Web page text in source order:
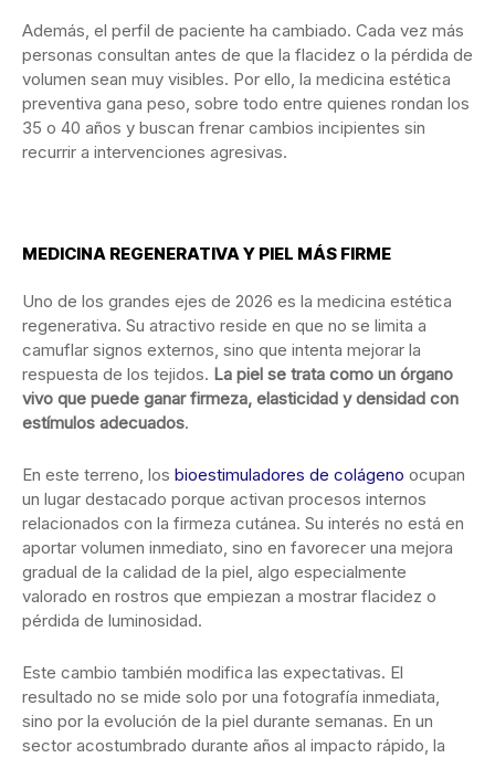
Además, el perfil de paciente ha cambiado. Cada vez más
personas consultan antes de que la flacidez o la pérdida de
volumen sean muy visibles. Por ello, la medicina estética
preventiva gana peso, sobre todo entre quienes rondan los
35 o 40 años y buscan frenar cambios incipientes sin
recurrir a intervenciones agresivas.
MEDICINA REGENERATIVA Y PIEL MÁS FIRME
Uno de los grandes ejes de 2026 es la medicina estética
regenerativa. Su atractivo reside en que no se limita a
camuflar signos externos, sino que intenta mejorar la
respuesta de los tejidos. La piel se trata como un órgano
vivo que puede ganar firmeza, elasticidad y densidad con
estímulos adecuados.
En este terreno, los bioestimuladores de colágeno ocupan
un lugar destacado porque activan procesos internos
relacionados con la firmeza cutánea. Su interés no está en
aportar volumen inmediato, sino en favorecer una mejora
gradual de la calidad de la piel, algo especialmente
valorado en rostros que empiezan a mostrar flacidez o
pérdida de luminosidad.
Este cambio también modifica las expectativas. El
resultado no se mide solo por una fotografía inmediata,
sino por la evolución de la piel durante semanas. En un
sector acostumbrado durante años al impacto rápido, la